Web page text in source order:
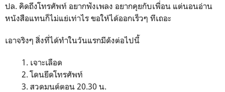
ปล. คิดถึงโทรศัพท์ อยากฟังเพลง อยากคุยกับเพื่อน แต่นอนอ่าน
หนังสือแทนก็ไม่แย่เท่าไร ขอให้ได้ออกเร็วๆ ทีเถอะ
เอาจริงๆ สิ่งที่ได้ทำในวันแรกมีดังต่อไปนี้
เจาะเลือด
โดนยึดโทรศัพท์
สวดมนต์ตอน 20.30 น.